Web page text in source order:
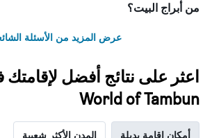
من أبراج البيت؟
عرض المزيد من الأسئلة
World of Tambun
أمكان إقامة بديلة المدن الأكثر شعبية